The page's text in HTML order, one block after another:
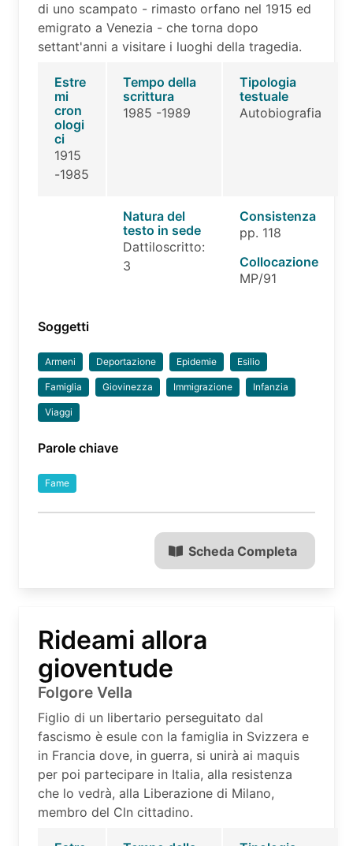
di uno scampato - rimasto orfano nel 1915 ed
emigrato a Venezia - che torna dopo
settant'anni a visitare i luoghi della tragedia.
Estre
mi
cron
ologi
ci
1915
-1985
Tempo della
scrittura
1985 -1989
Tipologia
testuale
Autobiografia
Natura del
testo in sede
Dattiloscritto:
3
Consistenza
pp. 118
Collocazione
MP/91
Soggetti
Armeni Deportazione Epidemie Esilio
Famiglia Giovinezza Immigrazione Infanzia
Viaggi
Parole chiave
Fame
Scheda Completa
Rideami allora
gioventude
Folgore Vella
Figlio di un libertario perseguitato dal
fascismo è esule con la famiglia in Svizzera e
in Francia dove, in guerra, si unirà ai maquis
per poi partecipare in Italia, alla resistenza
che lo vedrà, alla Liberazione di Milano,
membro del Cln cittadino.